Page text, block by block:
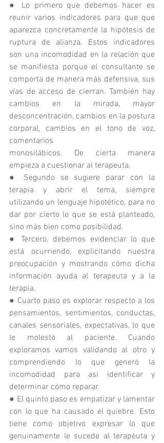
● Lo primero que debemos hacer es
reunir varios indicadores para que que
aparezca concretamente la hipótesis de
ruptura de alianza. Estos indicadores
son una incomodidad en la relación que
se manifiesta porque el consultante se
comporta de manera más defensiva, sus
vías de acceso de cierran. También hay
cambios en la mirada, mayor
desconcentración, cambios en la postura
corporal, cambios en el tono de voz,
comentarios
monosilábicos. De cierta manera
empieza a cuestionar al terapeuta.
● Segundo se sugiere parar con la
terapia y abrir el tema, siempre
utilizando un lenguaje hipotético, para no
dar por cierto lo que se está planteado,
sino más bien como posibilidad.
● Tercero, debemos evidenciar lo que
está ocurriendo, explicitando nuestra
preocupación y mostrando cómo dicha
información ayuda al terapeuta y a la
terapia.
● Cuarto paso es explorar respecto a los
pensamientos, sentimientos, conductas,
canales sensoriales, expectativas, lo que
le molestó al paciente. Cuando
exploramos vamos validando al otro y
comprendiendo lo que generó la
incomodidad para así identificar y
determinar cómo reparar.
● El quinto paso es empatizar y lamentar
con lo que ha causado el quiebre. Esto
tiene como objetivo expresar lo que
genuinamente le sucede al terapeuta y